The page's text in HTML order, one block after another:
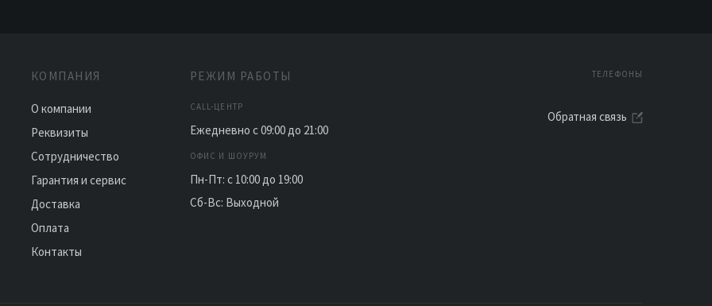
КОМПАНИЯ
О компании
Реквизиты
Сотрудничество
Гарантия и сервис
Доставка
Оплата
Контакты
РЕЖИМ РАБОТЫ
CALL-ЦЕНТР
Ежедневно с 09:00 до 21:00
ОФИС И ШОУРУМ
Пн-Пт: с 10:00 до 19:00
Сб-Вс: Выходной
ТЕЛЕФОНЫ
Обратная связь